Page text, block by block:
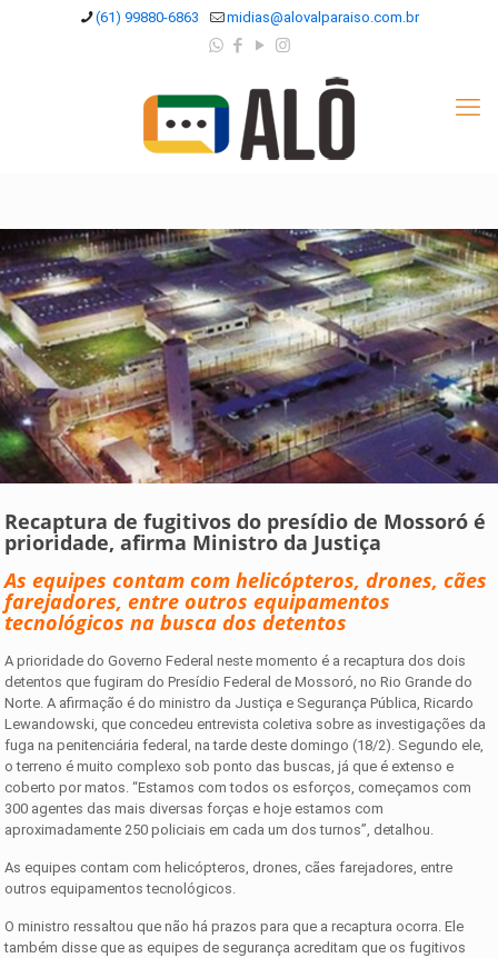
(61) 99880-6863 midias@alovalparaiso.com.br
Recaptura de fugitivos do presídio de Mossoró é
prioridade, afirma Ministro da Justiça
As equipes contam com helicópteros, drones, cães
farejadores, entre outros equipamentos
tecnológicos na busca dos detentos
A prioridade do Governo Federal neste momento é a recaptura dos dois
detentos que fugiram do Presídio Federal de Mossoró, no Rio Grande do
Norte. A afirmação é do ministro da Justiça e Segurança Pública, Ricardo
Lewandowski, que concedeu entrevista coletiva sobre as investigações da
fuga na penitenciária federal, na tarde deste domingo (18/2). Segundo ele,
o terreno é muito complexo sob ponto das buscas, já que é extenso e
coberto por matos. “Estamos com todos os esforços, começamos com
300 agentes das mais diversas forças e hoje estamos com
aproximadamente 250 policiais em cada um dos turnos”, detalhou.
As equipes contam com helicópteros, drones, cães farejadores, entre
outros equipamentos tecnológicos.
O ministro ressaltou que não há prazos para que a recaptura ocorra. Ele
também disse que as equipes de segurança acreditam que os fugitivos